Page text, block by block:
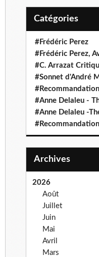
Catégories
#Frédéric Perez
#Frédéric Perez,
#C. Arrazat
#Sonnet d'André
#Anne Delaleu -
#Anne Delaleu -
Archives
2026
Août
Juillet
Juin
Mai
Avril
Mars